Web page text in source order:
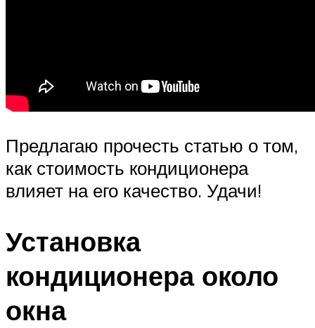
Предлагаю прочесть статью о том,
как стоимость кондиционера
влияет на его качество. Удачи!
Установка
кондиционера около
окна